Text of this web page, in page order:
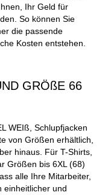
Ihr Geld für
So können Sie
die passende
Kosten entstehen.
GRÖßE 66
WEIß, Schlupfjacken
von Größen erhältlich,
hinaus. Für T-Shirts,
Größen bis 6XL (68)
alle Ihre Mitarbeiter,
einheitlicher und